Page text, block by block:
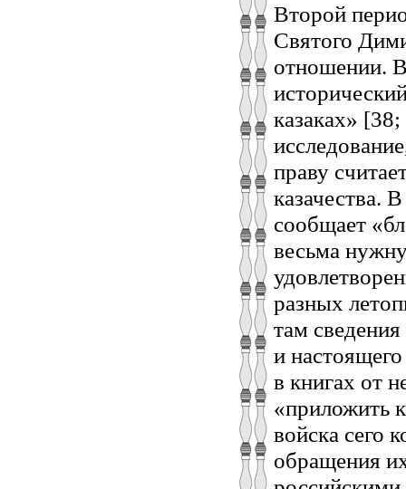
Второй
Святого
отношении.
казаках»
праву
казачества.
сообщает
весьма
разных
там
и
в книгах от
«приложить
войска сего
обращения